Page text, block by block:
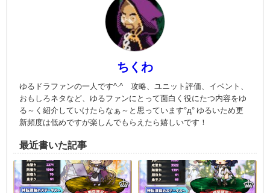
ちくわ
ゆるドラファンの一人です^-^ 攻略、ユニット評価、イベント、
おもしろネタなど、ゆるファンにとって面白く役にたつ内容をゆ
る～く紹介していけたらなぁ～と思っています°д° ゆるいため更
新頻度は低めですが楽しんでもらえたら嬉しいです！
最近書いた記事